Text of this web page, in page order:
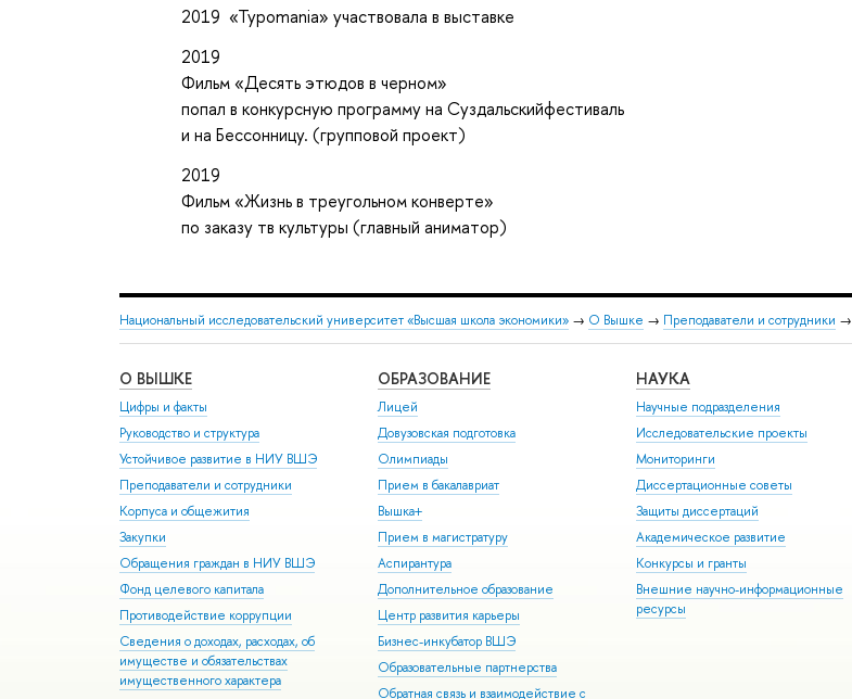
2019 «Typomania» участвовала в выставке
2019
Фильм «Десять этюдов в черном»
попал в конкурсную программу на Суздальскийфестиваль
и на Бессонницу. (групповой проект)
2019
Фильм «Жизнь в треугольном конверте»
по заказу тв культуры (главный аниматор)
Национальный исследовательский университет «Высшая школа экономики» → О Вышке → Преподаватели и сотрудники →
О ВЫШКЕ
Цифры и факты
Руководство и структура
Устойчивое развитие в НИУ ВШЭ
Преподаватели и сотрудники
Корпуса и общежития
Закупки
Обращения граждан в НИУ ВШЭ
Фонд целевого капитала
Противодействие коррупции
Сведения о доходах, расходах, об
имуществе и обязательствах
имущественного характера
ОБРАЗОВАНИЕ
Лицей
Довузовская подготовка
Олимпиады
Прием в бакалавриат
Вышка+
Прием в магистратуру
Аспирантура
Дополнительное образование
Центр развития карьеры
Бизнес-инкубатор ВШЭ
Образовательные партнерства
Обратная связь и взаимодействие с
НАУКА
Научные подразделения
Исследовательские проекты
Мониторинги
Диссертационные советы
Защиты диссертаций
Академическое развитие
Конкурсы и гранты
Внешние научно-информационные
ресурсы